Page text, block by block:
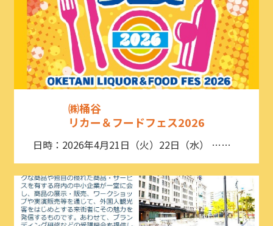
㈱桶谷
リカー＆フードフェス2026
日時：2026年4月21日（火）22日（水） ……